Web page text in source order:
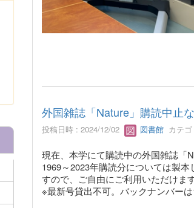
外国雑誌「Nature」購読中止
投稿日時 : 2024/12/02 図書館カテゴ
現在、本学にて購読中の外国雑誌「
1969～2023年購読分については製
すので、ご自由にご利用いただけます
※最新号貸出不可。バックナンバーは